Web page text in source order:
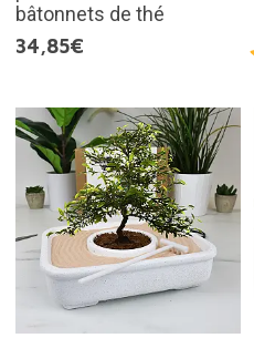
bâtonnets de thé
34,85€